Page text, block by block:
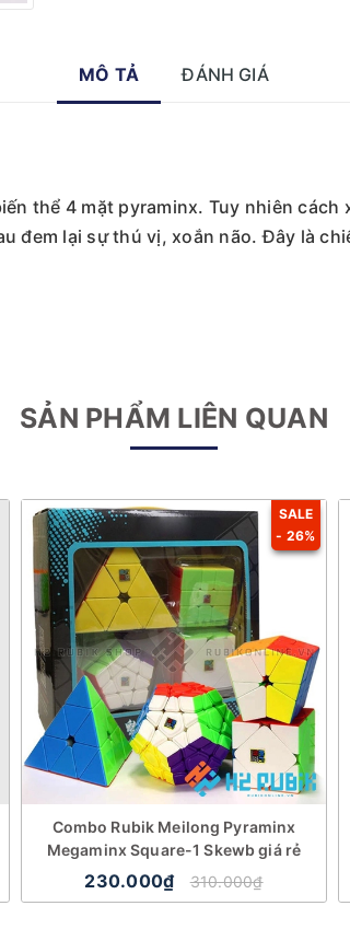
MÔ TẢ ĐÁNH GIÁ
thể 4 mặt pyraminx. Tuy nhiên
đem lại sự thú vị, xoắn não. Đây là
SẢN PHẨM LIÊN QUAN
SALE
- 26%
Combo Rubik Meilong Pyraminx
Megaminx Square-1 Skewb giá rẻ
230.000₫ 310.000₫